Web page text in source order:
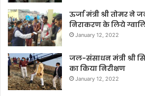
ऊर्जा मंत्री श्री तोमर
निराकरण के लिये
January 12, 2022
जल-संसाधन मंत्री श्री
का किया निरीक्षण
January 12, 2022